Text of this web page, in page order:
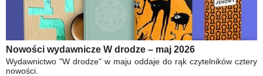
Nowości wydawnicze W drodze – maj 2026
Wydawnictwo "W drodze" w maju oddaje do rąk czytelników cztery
nowości.